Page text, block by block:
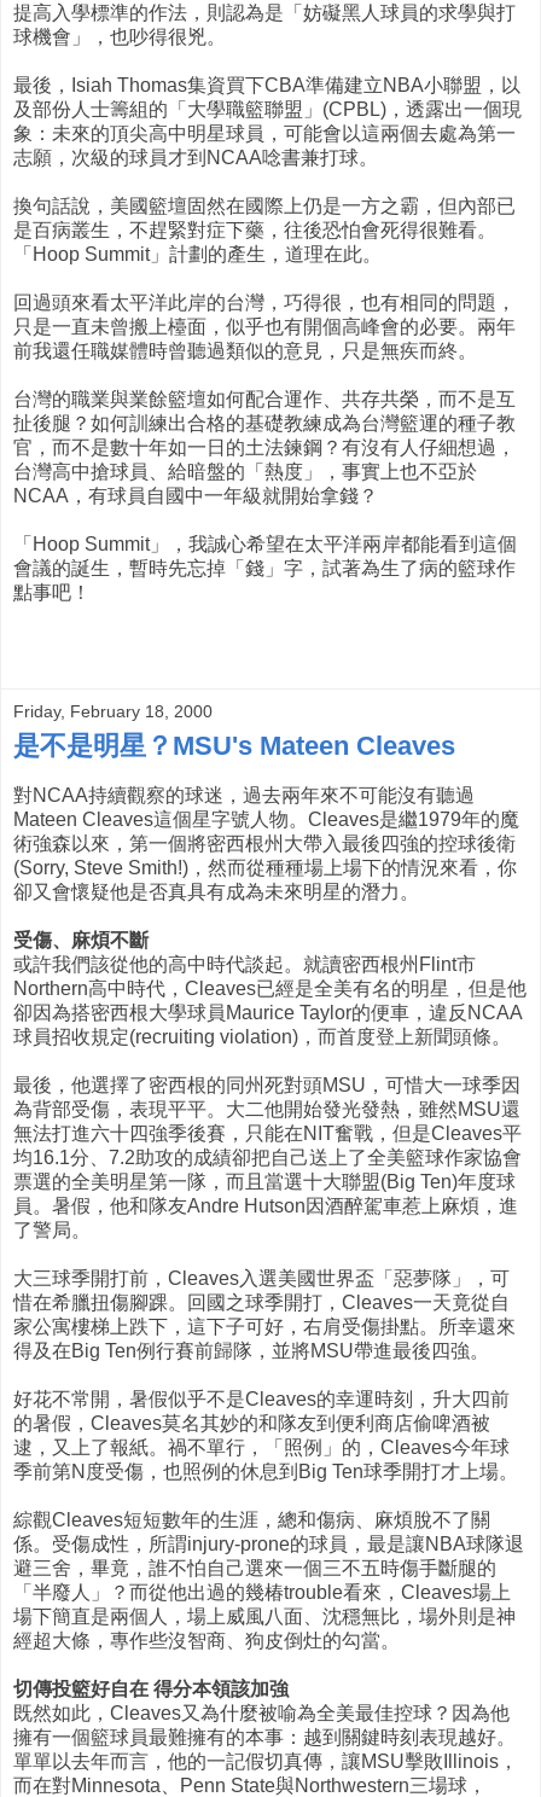
提高入學標準的作法，則認為是「妨礙黑人球員的求學與打
球機會」，也吵得很兇。
最後，Isiah Thomas集資買下CBA準備建立NBA小聯盟，以
及部份人士籌組的「大學職籃聯盟」(CPBL)，透露出一個現
象：未來的頂尖高中明星球員，可能會以這兩個去處為第一
志願，次級的球員才到NCAA唸書兼打球。
換句話說，美國籃壇固然在國際上仍是一方之霸，但內部已
是百病叢生，不趕緊對症下藥，往後恐怕會死得很難看。
「Hoop Summit」計劃的產生，道理在此。
回過頭來看太平洋此岸的台灣，巧得很，也有相同的問題，
只是一直未曾搬上檯面，似乎也有開個高峰會的必要。兩年
前我還任職媒體時曾聽過類似的意見，只是無疾而終。
台灣的職業與業餘籃壇如何配合運作、共存共榮，而不是互
扯後腿？如何訓練出合格的基礎教練成為台灣籃運的種子教
官，而不是數十年如一日的土法鍊鋼？有沒有人仔細想過，
台灣高中搶球員、給暗盤的「熱度」，事實上也不亞於
NCAA，有球員自國中一年級就開始拿錢？
「Hoop Summit」，我誠心希望在太平洋兩岸都能看到這個
會議的誕生，暫時先忘掉「錢」字，試著為生了病的籃球作
點事吧！
Friday, February 18, 2000
是不是明星？MSU's Mateen Cleaves
對NCAA持續觀察的球迷，過去兩年來不可能沒有聽過
Mateen Cleaves這個星字號人物。Cleaves是繼1979年的魔
術強森以來，第一個將密西根州大帶入最後四強的控球後衛
(Sorry, Steve Smith!)，然而從種種場上場下的情況來看，你
卻又會懷疑他是否真具有成為未來明星的潛力。
受傷、麻煩不斷
或許我們該從他的高中時代談起。就讀密西根州Flint市
Northern高中時代，Cleaves已經是全美有名的明星，但是他
卻因為搭密西根大學球員Maurice Taylor的便車，違反NCAA
球員招收規定(recruiting violation)，而首度登上新聞頭條。
最後，他選擇了密西根的同州死對頭MSU，可惜大一球季因
為背部受傷，表現平平。大二他開始發光發熱，雖然MSU還
無法打進六十四強季後賽，只能在NIT奮戰，但是Cleaves平
均16.1分、7.2助攻的成績卻把自己送上了全美籃球作家協會
票選的全美明星第一隊，而且當選十大聯盟(Big Ten)年度球
員。暑假，他和隊友Andre Hutson因酒醉駕車惹上麻煩，進
了警局。
大三球季開打前，Cleaves入選美國世界盃「惡夢隊」，可
惜在希臘扭傷腳踝。回國之球季開打，Cleaves一天竟從自
家公寓樓梯上跌下，這下子可好，右肩受傷掛點。所幸還來
得及在Big Ten例行賽前歸隊，並將MSU帶進最後四強。
好花不常開，暑假似乎不是Cleaves的幸運時刻，升大四前
的暑假，Cleaves莫名其妙的和隊友到便利商店偷啤酒被
逮，又上了報紙。禍不單行，「照例」的，Cleaves今年球
季前第N度受傷，也照例的休息到Big Ten球季開打才上場。
綜觀Cleaves短短數年的生涯，總和傷病、麻煩脫不了關
係。受傷成性，所謂injury-prone的球員，最是讓NBA球隊退
避三舍，畢竟，誰不怕自己選來一個三不五時傷手斷腿的
「半廢人」？而從他出過的幾椿trouble看來，Cleaves場上
場下簡直是兩個人，場上威風八面、沈穩無比，場外則是神
經超大條，專作些沒智商、狗皮倒灶的勾當。
切傳投籃好自在 得分本領該加強
既然如此，Cleaves又為什麼被喻為全美最佳控球？因為他
擁有一個籃球員最難擁有的本事：越到關鍵時刻表現越好。
單單以去年而言，他的一記假切真傳，讓MSU擊敗Illinois，
而在對Minnesota、Penn State與Northwestern三場球，